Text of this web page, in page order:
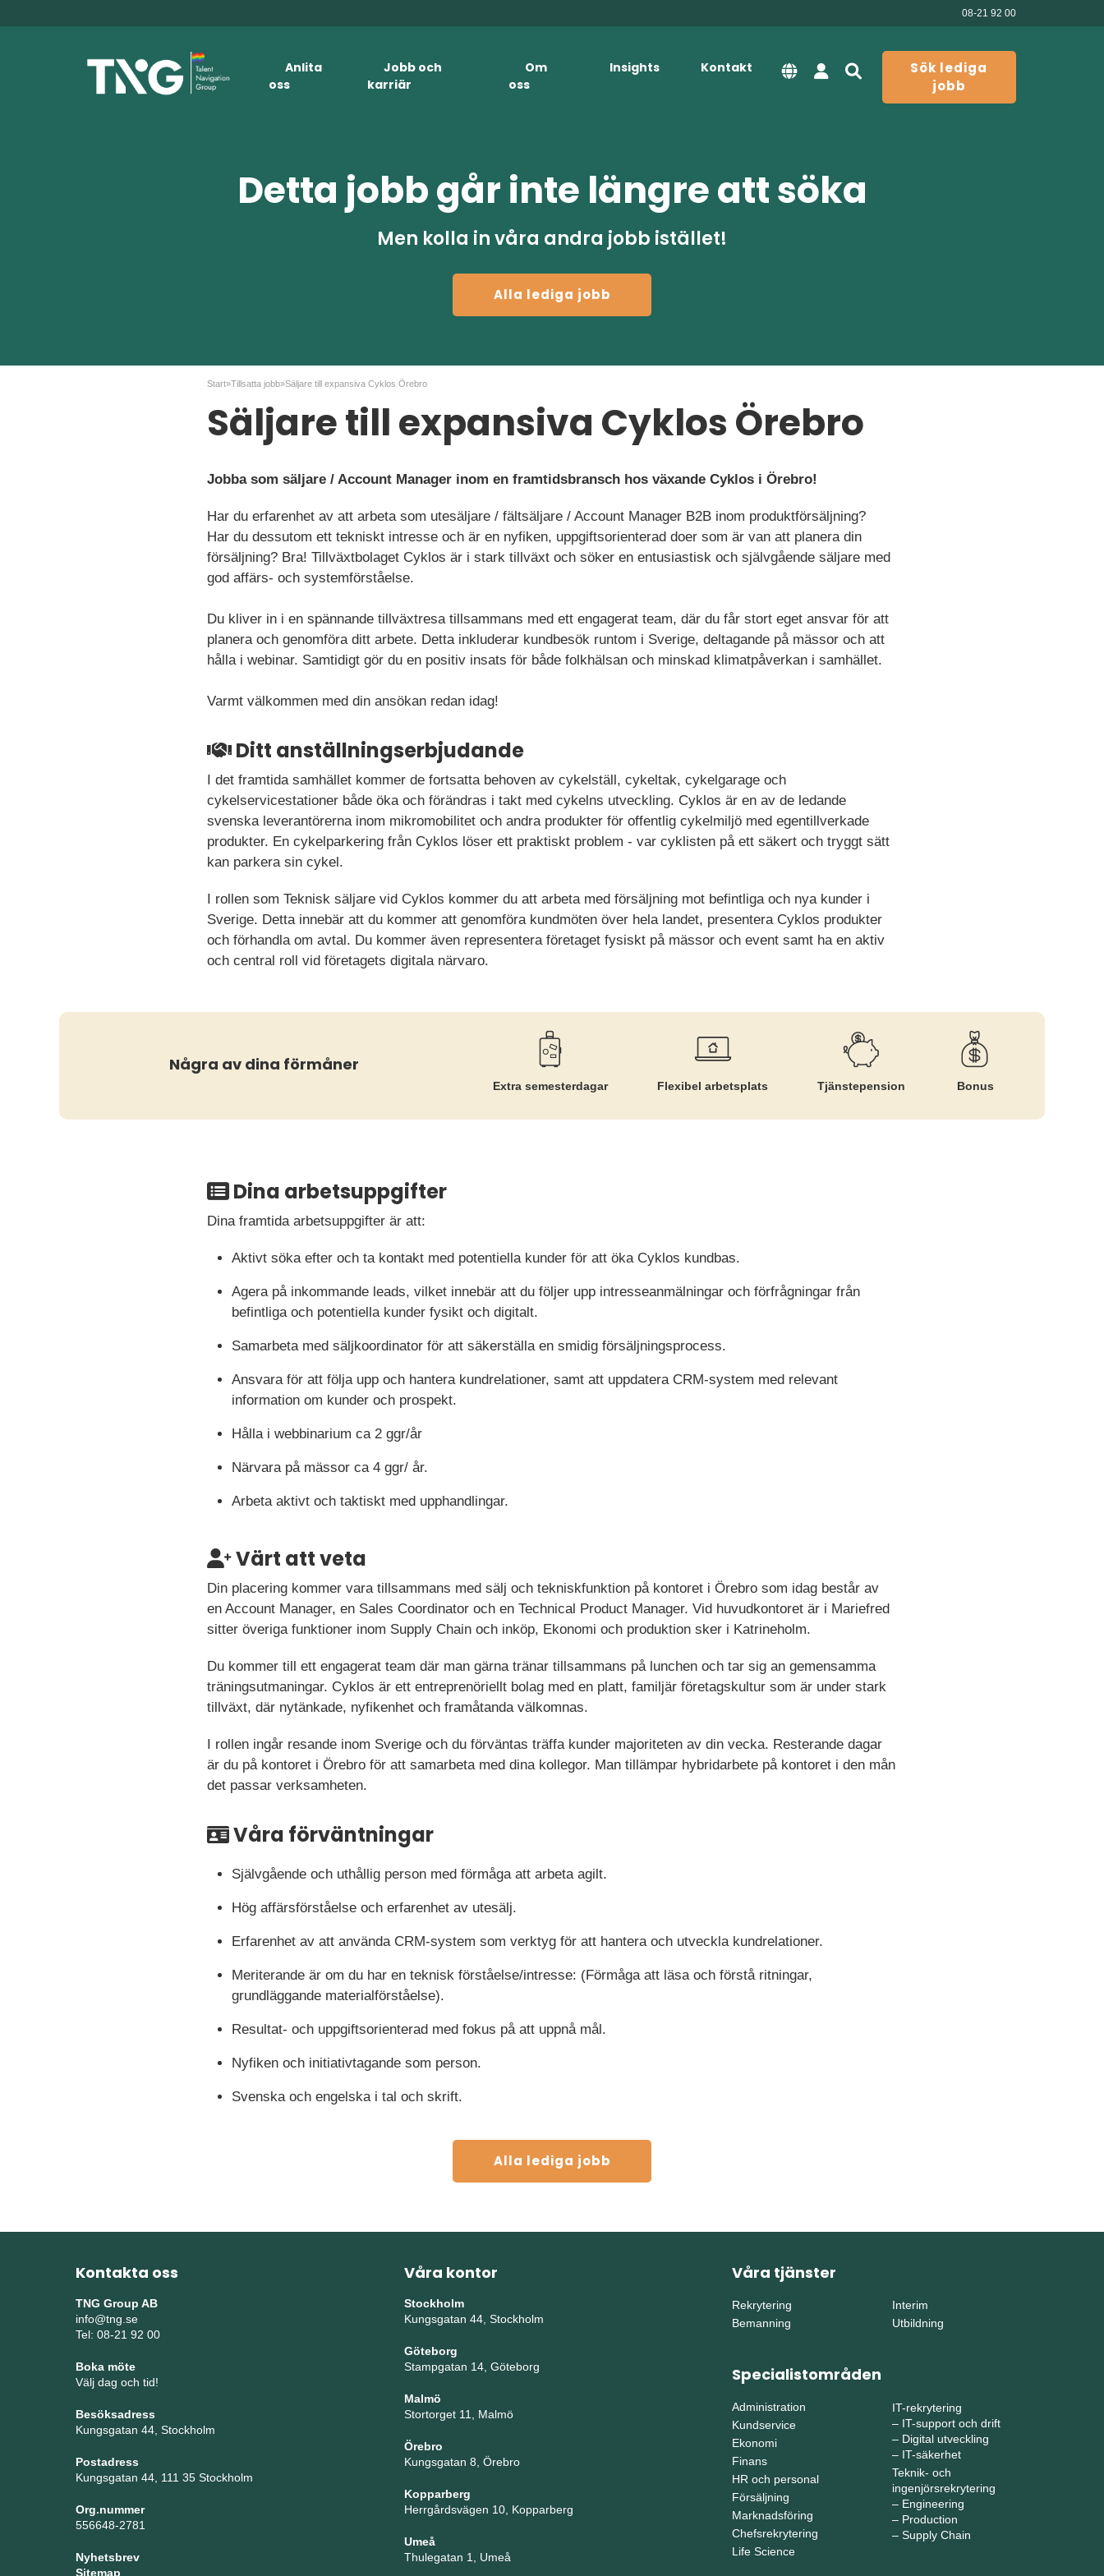
08-21 92 00
Anlita
oss
Jobb och
karriär
Om
oss
Insights Kontakt
Sök lediga
jobb
Detta jobb går inte längre att söka
Men kolla in våra andra jobb istället!
Alla lediga jobb
Start»Tillsatta jobb»Säljare till expansiva Cyklos Örebro
Säljare till expansiva Cyklos Örebro
Jobba som säljare / Account Manager inom en framtidsbransch hos växande Cyklos i Örebro!
Har du erfarenhet av att arbeta som utesäljare / fältsäljare / Account Manager B2B inom produktförsäljning?
Har du dessutom ett tekniskt intresse och är en nyfiken, uppgiftsorienterad doer som är van att planera din
försäljning? Bra! Tillväxtbolaget Cyklos är i stark tillväxt och söker en entusiastisk och självgående säljare med
god affärs- och systemförståelse.
Du kliver in i en spännande tillväxtresa tillsammans med ett engagerat team, där du får stort eget ansvar för att
planera och genomföra ditt arbete. Detta inkluderar kundbesök runtom i Sverige, deltagande på mässor och att
hålla i webinar. Samtidigt gör du en positiv insats för både folkhälsan och minskad klimatpåverkan i samhället.
Varmt välkommen med din ansökan redan idag!
Ditt anställningserbjudande
I det framtida samhället kommer de fortsatta behoven av cykelställ, cykeltak, cykelgarage och
cykelservicestationer både öka och förändras i takt med cykelns utveckling. Cyklos är en av de ledande
svenska leverantörerna inom mikromobilitet och andra produkter för offentlig cykelmiljö med egentillverkade
produkter. En cykelparkering från Cyklos löser ett praktiskt problem - var cyklisten på ett säkert och tryggt sätt
kan parkera sin cykel.
I rollen som Teknisk säljare vid Cyklos kommer du att arbeta med försäljning mot befintliga och nya kunder i
Sverige. Detta innebär att du kommer att genomföra kundmöten över hela landet, presentera Cyklos produkter
och förhandla om avtal. Du kommer även representera företaget fysiskt på mässor och event samt ha en aktiv
och central roll vid företagets digitala närvaro.
Några av dina förmåner
Extra semesterdagar Flexibel arbetsplats Tjänste­pension Bonus
Dina arbetsuppgifter
Dina framtida arbetsuppgifter är att:
Aktivt söka efter och ta kontakt med potentiella kunder för att öka Cyklos kundbas.
Agera på inkommande leads, vilket innebär att du följer upp intresseanmälningar och förfrågningar från
befintliga och potentiella kunder fysikt och digitalt.
Samarbeta med säljkoordinator för att säkerställa en smidig försäljningsprocess.
Ansvara för att följa upp och hantera kundrelationer, samt att uppdatera CRM-system med relevant
information om kunder och prospekt.
Hålla i webbinarium ca 2 ggr/år
Närvara på mässor ca 4 ggr/ år.
Arbeta aktivt och taktiskt med upphandlingar.
Värt att veta
Din placering kommer vara tillsammans med sälj och tekniskfunktion på kontoret i Örebro som idag består av
en Account Manager, en Sales Coordinator och en Technical Product Manager. Vid huvudkontoret är i Mariefred
sitter överiga funktioner inom Supply Chain och inköp, Ekonomi och produktion sker i Katrineholm.
Du kommer till ett engagerat team där man gärna tränar tillsammans på lunchen och tar sig an gemensamma
träningsutmaningar. Cyklos är ett entreprenöriellt bolag med en platt, familjär företagskultur som är under stark
tillväxt, där nytänkade, nyfikenhet och framåtanda välkomnas.
I rollen ingår resande inom Sverige och du förväntas träffa kunder majoriteten av din vecka. Resterande dagar
är du på kontoret i Örebro för att samarbeta med dina kollegor. Man tillämpar hybridarbete på kontoret i den mån
det passar verksamheten.
Våra förväntningar
Självgående och uthållig person med förmåga att arbeta agilt.
Hög affärsförståelse och erfarenhet av utesälj.
Erfarenhet av att använda CRM-system som verktyg för att hantera och utveckla kundrelationer.
Meriterande är om du har en teknisk förståelse/intresse: (Förmåga att läsa och förstå ritningar,
grundläggande materialförståelse).
Resultat- och uppgiftsorienterad med fokus på att uppnå mål.
Nyfiken och initiativtagande som person.
Svenska och engelska i tal och skrift.
Alla lediga jobb
Kontakta oss
TNG Group AB
info@tng.se
Tel: 08-21 92 00
Boka möte
Välj dag och tid!
Besöksadress
Kungsgatan 44, Stockholm
Postadress
Kungsgatan 44, 111 35 Stockholm
Org.nummer
556648-2781
Nyhetsbrev
Sitemap
Våra kontor
Stockholm
Kungsgatan 44, Stockholm
Göteborg
Stampgatan 14, Göteborg
Malmö
Stortorget 11, Malmö
Örebro
Kungsgatan 8, Örebro
Kopparberg
Herrgårdsvägen 10, Kopparberg
Umeå
Thulegatan 1, Umeå
Våra tjänster
Rekrytering
Bemanning
Interim
Utbildning
Specialistområden
Administration
Kundservice
Ekonomi
Finans
HR och personal
Försäljning
Marknadsföring
Chefsrekrytering
Life Science
IT-rekrytering
– IT-support och drift
– Digital utveckling
– IT-säkerhet
Teknik- och
ingenjörsrekrytering
– Engineering
– Production
– Supply Chain